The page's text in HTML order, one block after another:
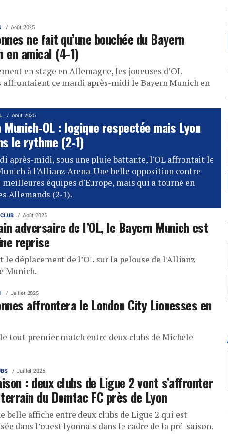
Août 2025
ne fait qu’une bouchée du Bayern
en amical (4-1)
en stage en Allemagne, les joueuses d’OL
affrontaient ce mardi après-midi le Bayern Munich en
Août 2025
Munich-OL : logique respectée mais Lyon
le rythme (2-1)
après-midi, sous une pluie battante, l'OL affrontait le
à l'Allianz Arena. Une belle opposition contre
meilleures équipes d'Europe, mais qui a tourné en
Allemands (2-1).
Août 2025
adversaire de l’OL, le Bayern Munich est
reprise
le déplacement de l’OL sur la pelouse de l’Allianz
Munich.
Juillet 2025
affrontera le London City Lionesses en
le tout premier match entre deux clubs de Michele
Juillet 2025
: deux clubs de Ligue 2 vont s’affronter
du Domtac FC près de Lyon
belle affiche entre deux clubs de Ligue 2 qui est
dans l’ouest lyonnais dans le cadre de la pré-saison.